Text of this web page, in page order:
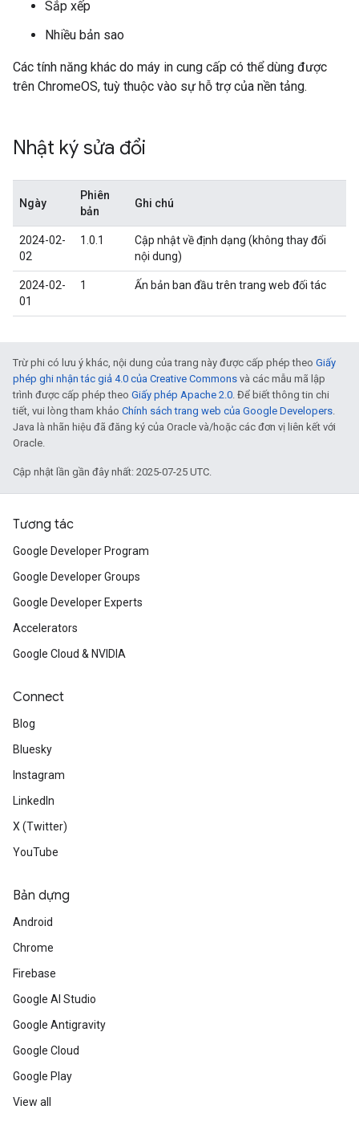
Sắp xếp
Nhiều bản sao
Các tính năng khác do máy in cung cấp có thể dùng được
trên ChromeOS, tuỳ thuộc vào sự hỗ trợ của nền tảng.
Nhật ký sửa đổi
Ngày
Phiên
bản
Ghi chú
2024-02-
02
1.0.1
Cập nhật về định dạng (không thay đổi
nội dung)
2024-02-
01
1 Ấn bản ban đầu trên trang web đối tác
Trừ phi có lưu ý khác, nội dung của trang này được cấp phép theo Giấy
phép ghi nhận tác giả 4.0 của Creative Commons và các mẫu mã lập
trình được cấp phép theo Giấy phép Apache 2.0. Để biết thông tin chi
tiết, vui lòng tham khảo Chính sách trang web của Google Developers.
Java là nhãn hiệu đã đăng ký của Oracle và/hoặc các đơn vị liên kết với
Oracle.
Cập nhật lần gần đây nhất: 2025-07-25 UTC.
Tương tác
Google Developer Program
Google Developer Groups
Google Developer Experts
Accelerators
Google Cloud & NVIDIA
Connect
Blog
Bluesky
Instagram
LinkedIn
X (Twitter)
YouTube
Bản dựng
Android
Chrome
Firebase
Google AI Studio
Google Antigravity
Google Cloud
Google Play
View all